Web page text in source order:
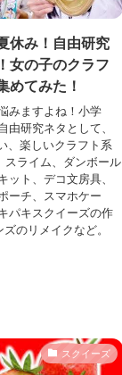
休み！自由研究
女の子のクラフ
めてみた！
みますよね！小学
由研究ネタとして、
、楽しいクラフト系
スライム、ダンボール
ット、デコ文房具、
ーチ、スマホケー
パキスクイーズの作
のリメイクなど。
スクイーズ